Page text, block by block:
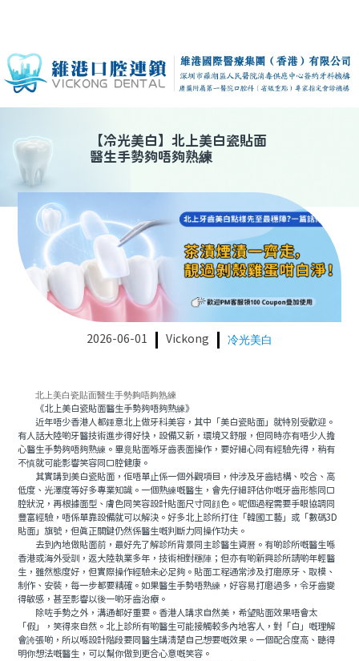
【冷光美白】 北上美白瓷貼面
醫生手勢夠唔夠熟練
2026-06-01 Vickong 冷光美白
北上美白瓷貼面醫生手勢夠唔夠熟練
《北上美白瓷貼面醫生手勢夠唔夠熟練》
近年唔少香港人都鍾意北上做牙科美容，其中「美白瓷貼面」就特別受歡迎。
有人話大陸啲牙醫技術進步得好快，設備又新，環境又舒服，但同時亦有唔少人擔
心醫生手勢夠唔夠熟練。畢竟貼面喺牙齒表面操作，要好細心同有經驗先得，稍有
不慎就可能影響笑容同口腔健康。
其實講到美白瓷貼面，佢唔單止係一個外觀項目，仲涉及牙齒結構、咬合、高
低度、光澤度等好多專業知識。一個熟練嘅醫生，會先仔細評估你嘅牙齒形態同口
腔狀況，再根據面型、膚色同笑容設計貼面尺寸同顔色。呢個過程需要手眼協調同
豐富經驗，唔係單靠設備就可以解決。好多北上診所打住「韓國工藝」或「數碼3D
貼面」旗號，但真正關鍵仍然係醫生嘅判斷力同操作功夫。
去到內地做貼面前，最好先了解診所背景同主診醫生資曆。有啲診所嘅醫生喺
香港或海外受訓，返大陸執業多年，技術相對穩陣；但亦有啲新興診所請啲年輕醫
生，雖然態度好，但實際操作經驗未必足夠。貼面工程通常涉及打磨原牙、取模、
制作、安裝，每一步都要精確。如果醫生手勢唔熟練，好容易打磨過多，令牙齒變
得敏感，甚至影響以後一啲牙齒治療。
除咗手勢之外，溝通都好重要。香港人講求自然美，希望貼面效果唔會太
「假」，笑得來自然。北上診所有啲醫生可能接觸較多內地客人，對「白」嘅理解
會誇張啲，所以喺設計階段要同醫生講清楚自己想要嘅效果。一個配合度高、聽得
明你想法嘅醫生，可以幫你做到更合心意嘅笑容。